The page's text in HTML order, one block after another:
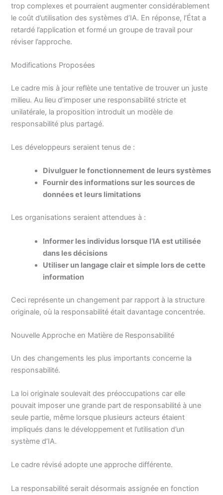
trop complexes et pourraient augmenter considérablement
le coût d’utilisation des systèmes d’IA. En réponse, l’État a
retardé l’application et formé un groupe de travail pour
réviser l’approche.
Modifications Proposées
Le cadre mis à jour reflète une tentative de trouver un juste
milieu. Au lieu d’imposer une responsabilité stricte et
unilatérale, la proposition introduit un modèle de
responsabilité plus partagé.
Les développeurs seraient tenus de :
Divulguer le fonctionnement de leurs systèmes
Fournir des informations sur les sources de
données et leurs limitations
Les organisations seraient attendues à :
Informer les individus lorsque l’IA est utilisée
dans les décisions
Utiliser un langage clair et simple lors de cette
information
Ceci représente un changement par rapport à la structure
originale, où la responsabilité était davantage concentrée.
Nouvelle Approche en Matière de Responsabilité
Un des changements les plus importants concerne la
responsabilité.
La loi originale soulevait des préoccupations car elle
pouvait imposer une grande part de responsabilité à une
seule partie, même lorsque plusieurs acteurs étaient
impliqués dans le développement et l’utilisation d’un
système d’IA.
Le cadre révisé adopte une approche différente.
La responsabilité serait désormais assignée en fonction